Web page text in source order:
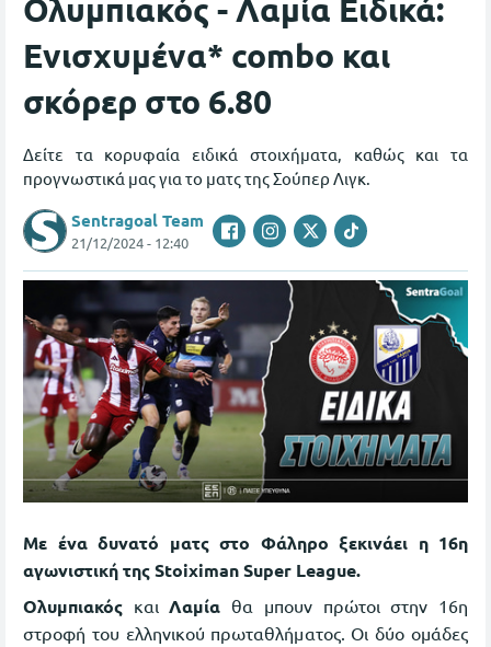
Ολυμπιακός - Λαμία Ειδικά:
Ενισχυμένα* combo και
σκόρερ στο 6.80
Δείτε τα κορυφαία ειδικά στοιχήματα, καθώς και τα
προγνωστικά μας για το ματς της Σούπερ Λιγκ.
Sentragoal Team
21/12/2024 - 12:40
Με ένα δυνατό ματς στο Φάληρο ξεκινάει η 16η
αγωνιστική της Stoiximan Super League.
Ολυμπιακός καιΛαμία θα μπουν πρώτοι στην 16η
στροφή του ελληνικού πρωταθλήματος. Οι δύο ομάδες